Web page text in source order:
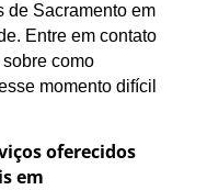
de Sacramento em
Entre em contato
como
momento difícil
oferecidos
em